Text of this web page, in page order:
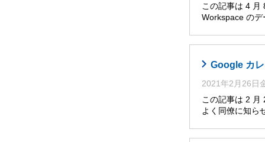
この記事は 4 月
Workspace の
Google カ
2021年2月26日
この記事は 2
よく同僚に知ら